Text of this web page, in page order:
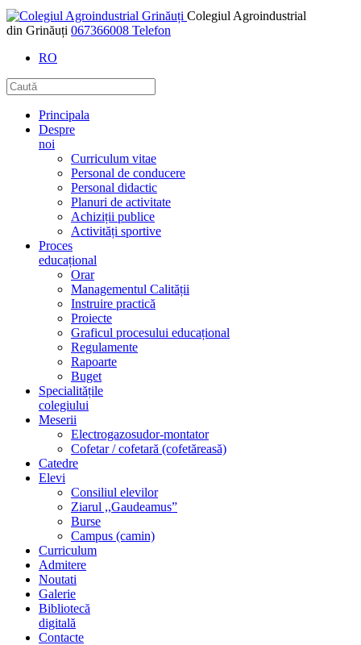
Colegiul Agroindustrial
din Grinăuți 067366008 Telefon
RO
Principala
Despre
noi
Curriculum vitae
Personal de conducere
Personal didactic
Planuri de activitate
Achiziții publice
Activități sportive
Proces
educațional
Orar
Managementul Calității
Instruire practică
Proiecte
Graficul procesului educațional
Regulamente
Rapoarte
Buget
Specialitățile
colegiului
Meserii
Electrogazosudor-montator
Cofetar / cofetară (cofetăreasă)
Catedre
Elevi
Consiliul elevilor
Ziarul ,,Gaudeamus”
Burse
Campus (camin)
Curriculum
Admitere
Noutati
Galerie
Bibliotecă
digitală
Contacte